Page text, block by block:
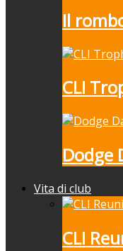
Il
CLI
Dodge
Vita di club
CLI